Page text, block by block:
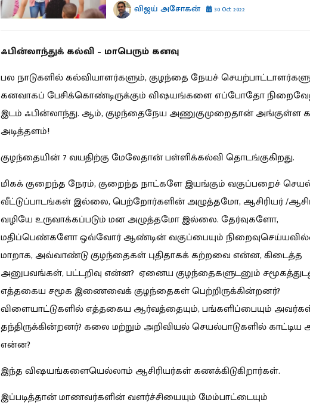
விஜய் அசோகன் 30 Oct 2022
ஃபின்லாந்துக் கல்வி – மாபெரும் கனவு
பல நாடுகளில் கல்வியாளர்களும், குழந்தை நேயச்
கனவாகப் பேசிக்கொண்டிருக்கும் விஷயங்களை எப்போதோ
இடம் ஃபின்லாந்து. ஆம், குழந்தைநேய அணுகுமுறைதான் அங்குள்ள
அடித்தளம்!
குழந்தையின் 7 வயதிற்கு மேலேதான் பள்ளிக்கல்வி தொடங்குகிறது.
மிகக் குறைந்த நேரம், குறைந்த நாட்களே இயங்கும் வகுப்பறைச்
வீட்டுப்பாடங்கள் இல்லை, பெற்றோர்களின் அழுத்தமோ, ஆசிரியர் /
வழியே உருவாக்கப்படும் மன அழுத்தமோ இல்லை. தேர்வுகளோ,
மதிப்பெண்களோ ஒவ்வோர் ஆண்டின் வகுப்பையும்
மாறாக, அவ்வாண்டு குழந்தைகள் புதிதாகக் கற்றவை என்ன, கிடைத்த
அனுபவங்கள், பட்டறிவு என்ன? ஏனைய குழந்தைகளுடனும்
எத்தகைய சமூக இணைவைக் குழந்தைகள் பெற்றிருக்கின்றனர்?
விளையாட்டுகளில் எத்தகைய ஆர்வத்தையும், பங்களிப்பையும்
தந்திருக்கின்றனர்? கலை மற்றும் அறிவியல் செயல்பாடுகளில்
என்ன?
இந்த விஷயங்களையெல்லாம் ஆசிரியர்கள் கணக்கிடுகிறார்கள்.
இப்படித்தான் மாணவர்களின் வளர்ச்சியையும் மேம்பாட்டையும்